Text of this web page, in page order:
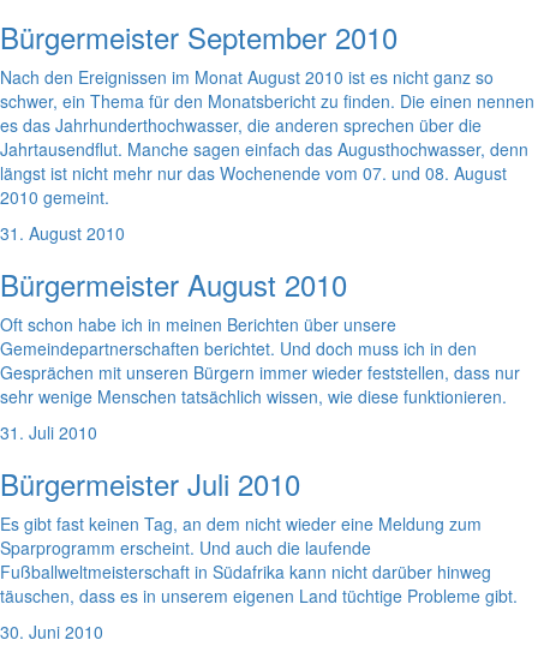
Bürgermeister September 2010
Nach den Ereignissen im Monat August 2010 ist es nicht ganz so
schwer, ein Thema für den Monatsbericht zu finden. Die einen nennen
es das Jahrhunderthochwasser, die anderen sprechen über die
Jahrtausendflut. Manche sagen einfach das Augusthochwasser, denn
längst ist nicht mehr nur das Wochenende vom 07. und 08. August
2010 gemeint.
31. August 2010
Bürgermeister August 2010
Oft schon habe ich in meinen Berichten über unsere
Gemeindepartnerschaften berichtet. Und doch muss ich in den
Gesprächen mit unseren Bürgern immer wieder feststellen, dass nur
sehr wenige Menschen tatsächlich wissen, wie diese funktionieren.
31. Juli 2010
Bürgermeister Juli 2010
Es gibt fast keinen Tag, an dem nicht wieder eine Meldung zum
Sparprogramm erscheint. Und auch die laufende
Fußballweltmeisterschaft in Südafrika kann nicht darüber hinweg
täuschen, dass es in unserem eigenen Land tüchtige Probleme gibt.
30. Juni 2010